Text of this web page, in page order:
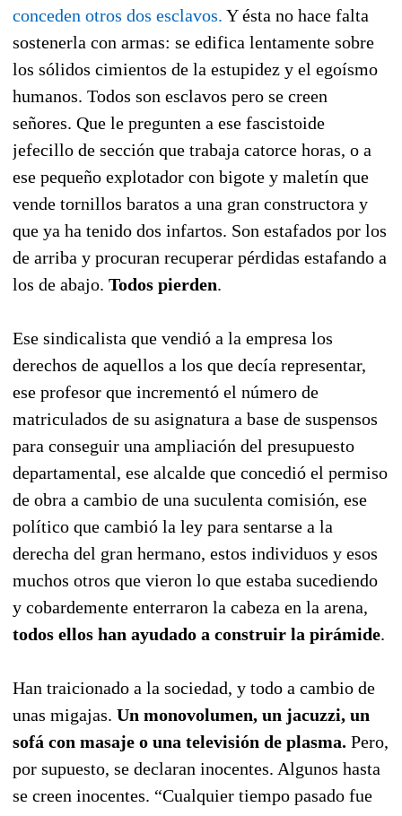
conceden otros dos esclavos. Y ésta no hace falta
sostenerla con armas: se edifica lentamente sobre
los sólidos cimientos de la estupidez y el egoísmo
humanos. Todos son esclavos pero se creen
señores. Que le pregunten a ese fascistoide
jefecillo de sección que trabaja catorce horas, o a
ese pequeño explotador con bigote y maletín que
vende tornillos baratos a una gran constructora y
que ya ha tenido dos infartos. Son estafados por los
de arriba y procuran recuperar pérdidas estafando a
los de abajo. Todos pierden.
Ese sindicalista que vendió a la empresa los
derechos de aquellos a los que decía representar,
ese profesor que incrementó el número de
matriculados de su asignatura a base de suspensos
para conseguir una ampliación del presupuesto
departamental, ese alcalde que concedió el permiso
de obra a cambio de una suculenta comisión, ese
político que cambió la ley para sentarse a la
derecha del gran hermano, estos individuos y esos
muchos otros que vieron lo que estaba sucediendo
y cobardemente enterraron la cabeza en la arena,
todos ellos han ayudado a construir la pirámide.
Han traicionado a la sociedad, y todo a cambio de
unas migajas. Un monovolumen, un jacuzzi, un
sofá con masaje o una televisión de plasma. Pero,
por supuesto, se declaran inocentes. Algunos hasta
se creen inocentes. “Cualquier tiempo pasado fue